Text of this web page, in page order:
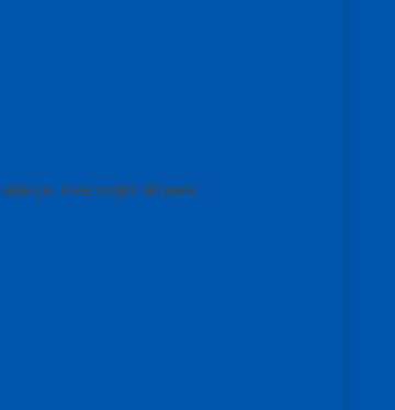
ya. Free ongkir all jawa